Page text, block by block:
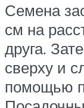
Семена
см на
друга.
сверху и
помощью